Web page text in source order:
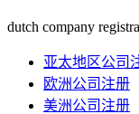
dutch company
亚太地区公司
欧洲公司注册
美洲公司注册